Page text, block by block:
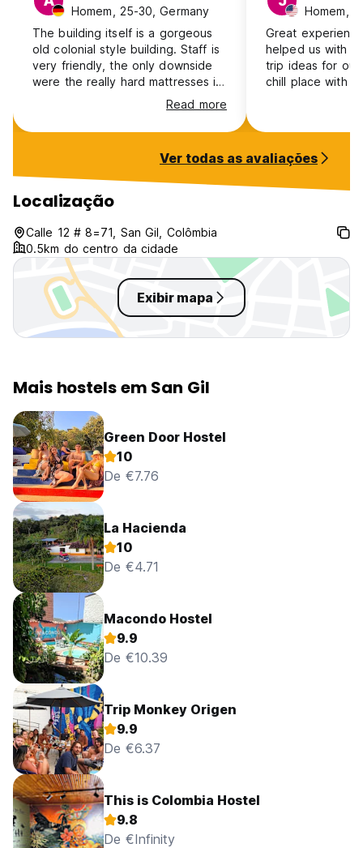
Homem, 25-30, Germany
The building itself is a gorgeous
old colonial style building. Staff is
very friendly, the only downside
were the really hard mattresses in
the room and no real window.The
Music of the downstairs restaurant
is some 2010 House music remixes
Read more
Homem,
Great
helped us with
trip ideas for
chill place with
Ver todas as avaliações
Localização
Calle 12 # 8=71, San Gil, Colômbia
0.5km do centro da cidade
Exibir mapa
Mais hostels em San Gil
Green Door Hostel
10
De €7.76
La Hacienda
10
De €4.71
Macondo Hostel
9.9
De €10.39
Trip Monkey Origen
9.9
De €6.37
This is Colombia Hostel
9.8
De €Infinity